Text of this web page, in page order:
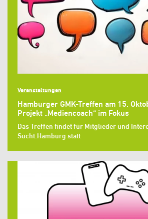
Veranstaltungen
Hamburger GMK-Treffen am 15.
Projekt „Mediencoach“ im Fokus
Das Treffen findet für Mitglieder und
Sucht.Hamburg statt